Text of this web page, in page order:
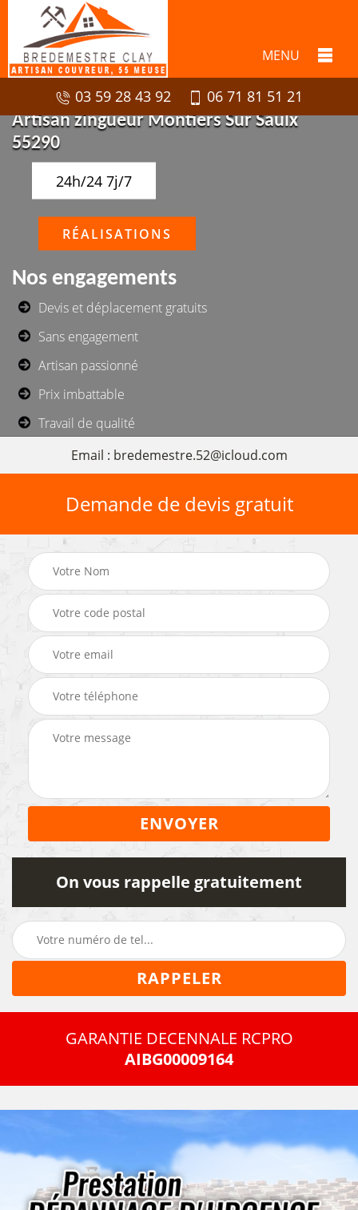
MENU
03 59 28 43 92
06 71 81 51 21
Artisan zingueur Montiers Sur Saulx
55290
24h/24 7j/7
RÉALISATIONS
Nos engagements
Devis et déplacement gratuits
Sans engagement
Artisan passionné
Prix imbattable
Travail de qualité
Email : bredemestre.52@icloud.com
Demande de devis gratuit
On vous rappelle gratuitement
GARANTIE DECENNALE RCPRO
AIBG00009164